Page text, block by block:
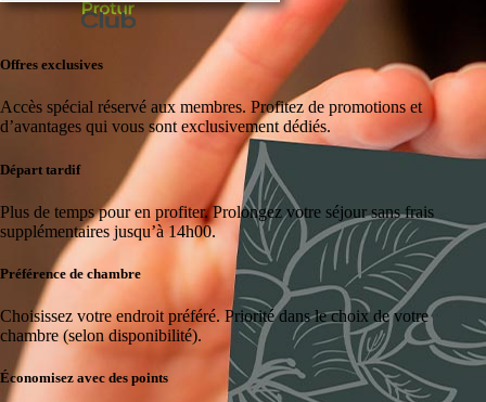
Offres exclusives
Accès spécial réservé aux membres. Profitez de promotions et
d’avantages qui vous sont exclusivement dédiés.
Départ tardif
Plus de temps pour en profiter. Prolongez votre séjour sans frais
supplémentaires jusqu’à 14h00.
Préférence de chambre
Choisissez votre endroit préféré. Priorité dans le choix de votre
chambre (selon disponibilité).
Économisez avec des points